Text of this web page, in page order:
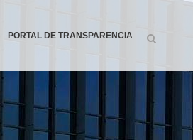
PORTAL DE TRANSPARENCIA